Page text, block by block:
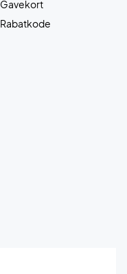
Gavekort
Rabatkode